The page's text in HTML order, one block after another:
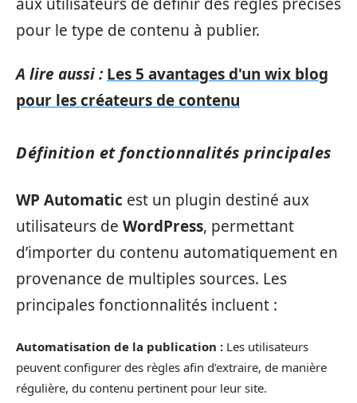
pour le type de contenu à publier.
A lire aussi : Les 5 avantages d'un wix blog
pour les créateurs de contenu
Définition et fonctionnalités principales
WP Automatic est un plugin destiné aux
utilisateurs de WordPress, permettant
d’importer du contenu automatiquement en
provenance de multiples sources. Les
principales fonctionnalités incluent :
Automatisation de la publication : Les utilisateurs
peuvent configurer des règles afin d’extraire, de manière
régulière, du contenu pertinent pour leur site.